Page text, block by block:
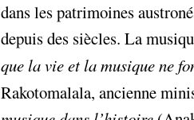
dans les patrimoines
depuis des siècles. La
que la vie et la musique ne
Rakotomalala, ancienne